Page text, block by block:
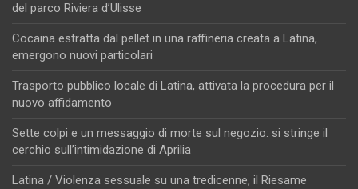
del parco Riviera d’Ulisse
Cocaina estratta dal pellet in una raffineria creata a Latina,
emergono nuovi particolari
Trasporto pubblico locale di Latina, attivata la procedura per il
nuovo affidamento
Sette colpi e un messaggio di morte sul negozio: si stringe il
cerchio sull’intimidazione di Aprilia
Latina / Violenza sessuale su una tredicenne, il Riesame